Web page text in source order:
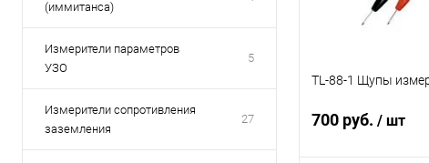
(иммитанса)
Измерители параметров
УЗО
5
Измерители сопротивления
заземления
27
TL-88-1 Щупы
700 руб. / шт